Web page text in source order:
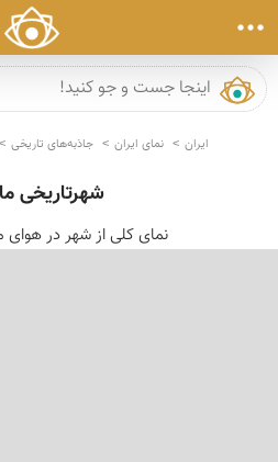
ایران نمای ایران جاذبه‌های تاریخی
شهرتاریخی
نمای كلی از شهر در هوای